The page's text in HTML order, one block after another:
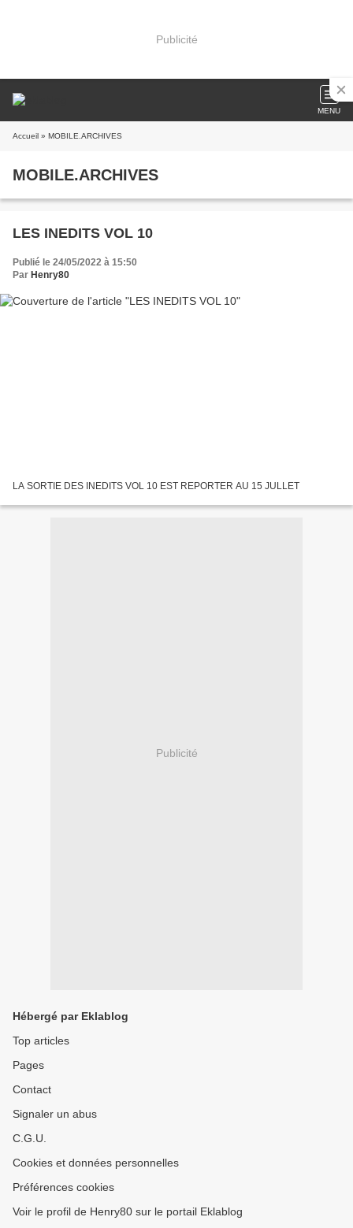
Publicité
MENU
Accueil » MOBILE.ARCHIVES
MOBILE.ARCHIVES
LES INEDITS VOL 10
Publié le 24/05/2022 à 15:50
Par Henry80
LA SORTIE DES INEDITS VOL 10 EST REPORTER AU 15 JULLET
Publicité
Hébergé par Eklablog
Top articles
Pages
Contact
Signaler un abus
C.G.U.
Cookies et données personnelles
Préférences cookies
Voir le profil de Henry80 sur le portail Eklablog